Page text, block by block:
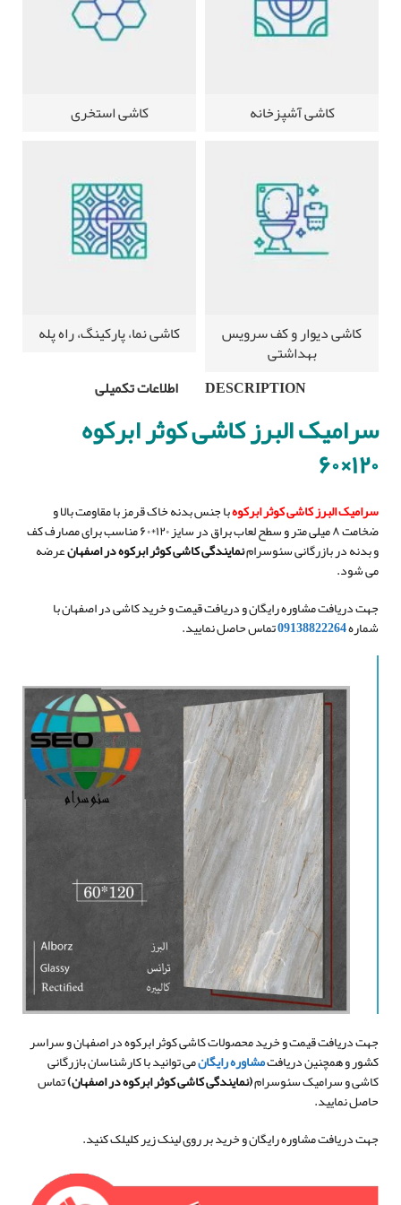
کاشی آشپزخانه کاشی استخری
کاشی دیوار و کف سرویس
بهداشتی
کاشی نما، پارکینگ، راه پله
DESCRIPTION
اطلاعات تکمیلی
سرامیک البرز کاشی کوثر ابرکوه
۱۲۰×۶۰
سرامیک البرز کاشی کوثر ابرکوهبا جنس بدنه خاک قرمز با مقاومت بالا و
ضخامت ۸ میلی متر و سطح لعاب براق در سایز ۱۲۰*۶۰ مناسب برای مصارف کف
و بدنه در بازرگانی سئوسرامنمایندگی کاشی کوثر ابرکوه در اصفهانعرضه
می شود.
جهت دریافت مشاوره رایگان و دریافت قیمت و خرید کاشی در اصفهان با
شماره09138822264تماس حاصل نمایید.
جهت دریافت قیمت و خرید محصولات کاشی کوثر ابرکوه در اصفهان و سراسر
کشور و همچنین دریافتمشاوره رایگانمی توانید با کارشناسان بازرگانی
کاشی و سرامیک سئوسرام(نمایندگی کاشی کوثر ابرکوه در اصفهان)تماس
حاصل نمایید.
جهت دریافت مشاوره رایگان و خرید بر روی لینک زیر کلیلک کنید.